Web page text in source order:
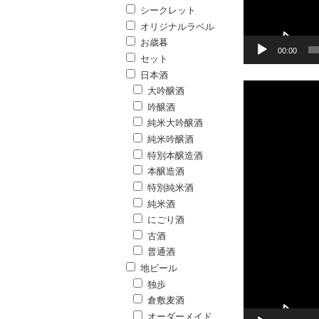
00:00
シークレット
オリジナルラベル
お歳暮
セット
日本酒
大吟醸酒
吟醸酒
純米大吟醸酒
純米吟醸酒
特別本醸造酒
本醸造酒
特別純米酒
純米酒
にごり酒
古酒
普通酒
地ビール
独歩
倉敷麦酒
オーダーメイド